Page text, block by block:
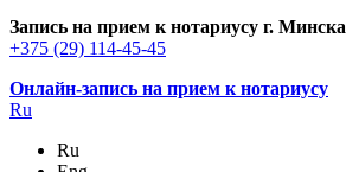
Запись на прием к нотариусу г. Минска
+375 (29) 114-45-45
Онлайн-запись на прием к нотариусу
Ru
Ru